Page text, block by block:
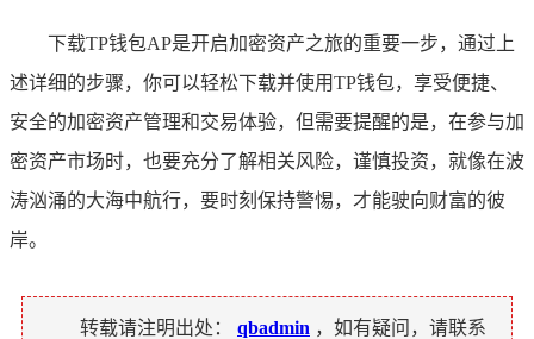
下载TP钱包AP是开启加密资产之旅的重要一步，通过上
述详细的步骤，你可以轻松下载并使用TP钱包，享受便捷、
安全的加密资产管理和交易体验，但需要提醒的是，在参与加
密资产市场时，也要充分了解相关风险，谨慎投资，就像在波
涛汹涌的大海中航行，要时刻保持警惕，才能驶向财富的彼
岸。
转载请注明出处： qbadmin ，如有疑问，请联系